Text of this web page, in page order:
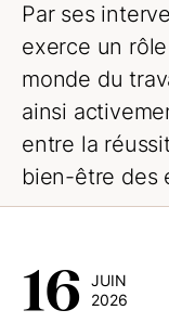
Par ses
exerce un
monde du
ainsi
entre la
bien-être des
16 JUIN
2026